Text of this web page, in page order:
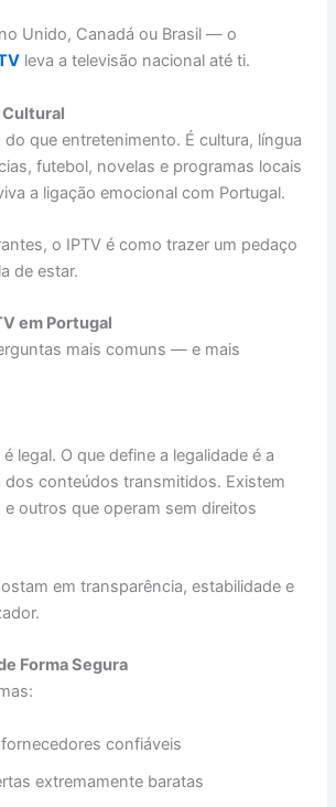
Unido, Canadá ou Brasil — o
leva a televisão nacional até ti.
Cultural
do que entretenimento. É cultura, língua
futebol, novelas e programas locais
a ligação emocional com Portugal.
o IPTV é como trazer um pedaço
de estar.
em Portugal
mais comuns — e mais
legal. O que define a legalidade é a
dos conteúdos transmitidos. Existem
outros que operam sem direitos
em transparência, estabilidade e
Forma Segura
confiáveis
extremamente baratas